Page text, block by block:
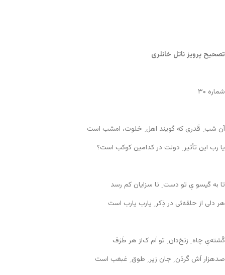
تصحیح پرویز ناتل خانلری
شماره ۳۰
آن شب ِ قَدری که گویند اهل ِ خلوت، امشب است
یا رب این تأثیر ِ دولت در کدامین کوکب است؟
تا به گیسو یِ تو دست ِ نا سزایان کم رسد
هر دلی از حلقه‌ئی در ذِکر ِ یارب یارب است
کُشته‌یِ چاه ِ زنخ‌دان ِ تو اَم ک‌از هر طَرَف
صدهزار اَش گَردَن ِ جان زیر ِ طوق ِ غبغب است